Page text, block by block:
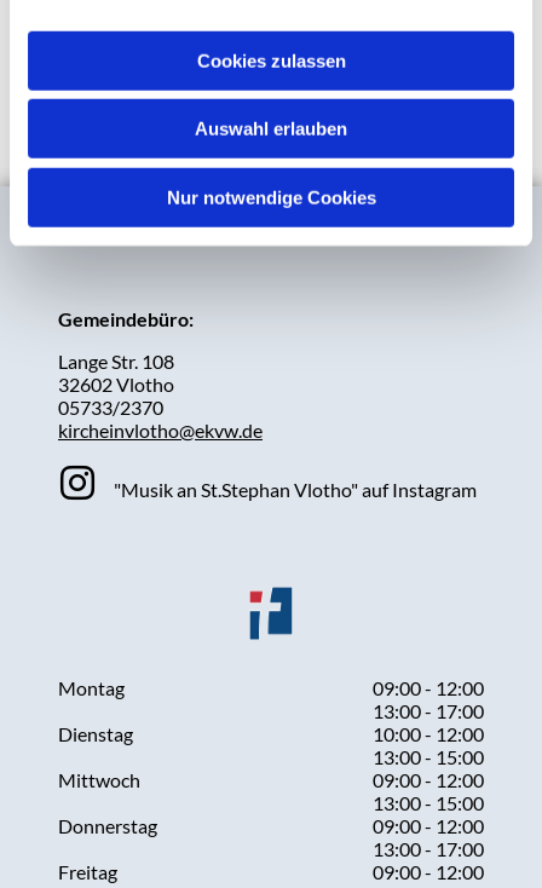
Cookies zulassen
Auswahl erlauben
Nur notwendige Cookies
Gemeindebüro:
Lange Str. 108
32602 Vlotho
05733/2370
kircheinvlotho@ekvw.de
"Musik an St.Stephan Vlotho" auf Instagram
Montag
09:00 - 12:00
13:00 - 17:00
Dienstag
10:00 - 12:00
13:00 - 15:00
Mittwoch
09:00 - 12:00
13:00 - 15:00
Donnerstag
09:00 - 12:00
13:00 - 17:00
Freitag
09:00 - 12:00